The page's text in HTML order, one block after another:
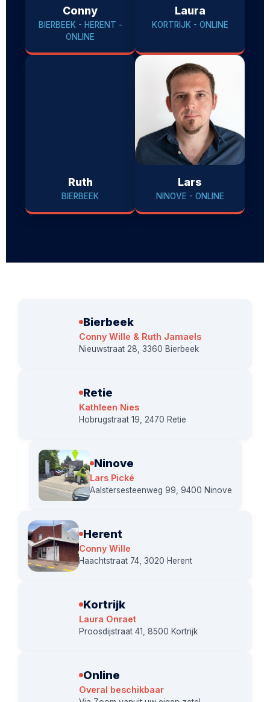
Conny
BIERBEEK - HERENT -
ONLINE
Laura
KORTRIJK - ONLINE
Ruth
BIERBEEK
Lars
NINOVE - ONLINE
Bierbeek
Conny Wille & Ruth Jamaels
Nieuwstraat 28, 3360 Bierbeek
Retie
Kathleen Nies
Hobrugstraat 19, 2470 Retie
Ninove
Lars Pické
Aalstersesteenweg 99, 9400 Ninove
Herent
Conny Wille
Haachtstraat 74, 3020 Herent
Kortrijk
Laura Onraet
Proosdijstraat 41, 8500 Kortrijk
Online
Overal beschikbaar